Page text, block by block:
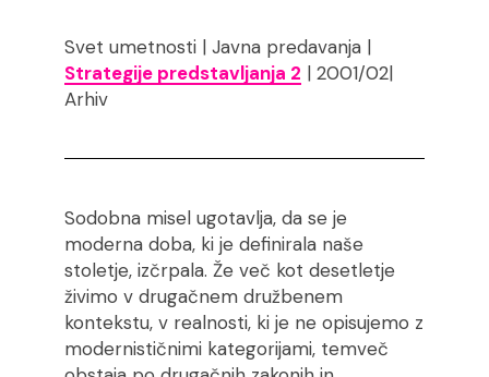
Svet umetnosti | Javna predavanja |
Strategije predstavljanja 2 | 2001/02|
Arhiv
Sodobna misel ugotavlja, da se je
moderna doba, ki je definirala naše
stoletje, izčrpala. Že več kot desetletje
živimo v drugačnem družbenem
kontekstu, v realnosti, ki je ne opisujemo z
modernističnimi kategorijami, temveč